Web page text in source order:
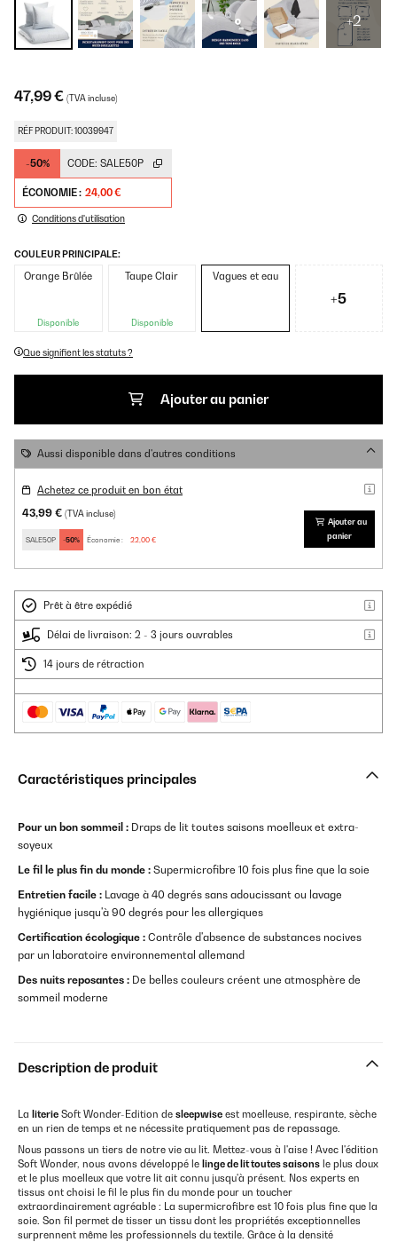
+2
47,99 € (TVA incluse)
RÉF PRODUIT: 10039947
-50% CODE: SALE50P
ÉCONOMIE : 24,00 €
Conditions d'utilisation
COULEUR PRINCIPALE:
Orange Brûlée
Disponible
Taupe Clair
Disponible
Vagues et eau
+5
Que signifient les statuts ?
Ajouter au panier
Aussi disponible dans d'autres conditions
Achetez ce produit en bon état
43,99 € (TVA incluse)
SALE50P -50% Économie : 22,00 €
Ajouter au
panier
Prêt à être expédié
Délai de livraison: 2 - 3 jours ouvrables
14 jours de rétraction
Caractéristiques principales
Pour un bon sommeil : Draps de lit toutes saisons moelleux et extra-
soyeux
Le fil le plus fin du monde : Supermicrofibre 10 fois plus fine que la soie
Entretien facile : Lavage à 40 degrés sans adoucissant ou lavage
hygiénique jusqu'à 90 degrés pour les allergiques
Certification écologique : Contrôle d'absence de substances nocives
par un laboratoire environnemental allemand
Des nuits reposantes : De belles couleurs créent une atmosphère de
sommeil moderne
Description de produit
La literie Soft Wonder-Edition de sleepwise est moelleuse, respirante, sèche
en un rien de temps et ne nécessite pratiquement pas de repassage.
Nous passons un tiers de notre vie au lit. Mettez-vous à l'aise ! Avec l'édition
Soft Wonder, nous avons développé le linge de lit toutes saisons le plus doux
et le plus moelleux que votre lit ait connu jusqu'à présent. Nos experts en
tissus ont choisi le fil le plus fin du monde pour un toucher
extraordinairement agréable : La supermicrofibre est 10 fois plus fine que la
soie. Son fil permet de tisser un tissu dont les propriétés exceptionnelles
surprennent même les professionnels du textile. Grâce à la densité